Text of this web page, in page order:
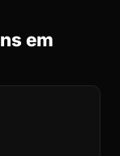
em